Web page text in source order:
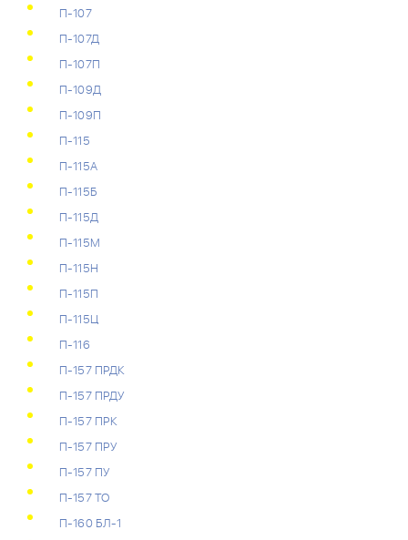
П-107
П-107Д
П-107П
П-109Д
П-109П
П-115
П-115А
П-115Б
П-115Д
П-115М
П-115Н
П-115П
П-115Ц
П-116
П-157 ПРДК
П-157 ПРДУ
П-157 ПРК
П-157 ПРУ
П-157 ПУ
П-157 ТО
П-160 БЛ-1